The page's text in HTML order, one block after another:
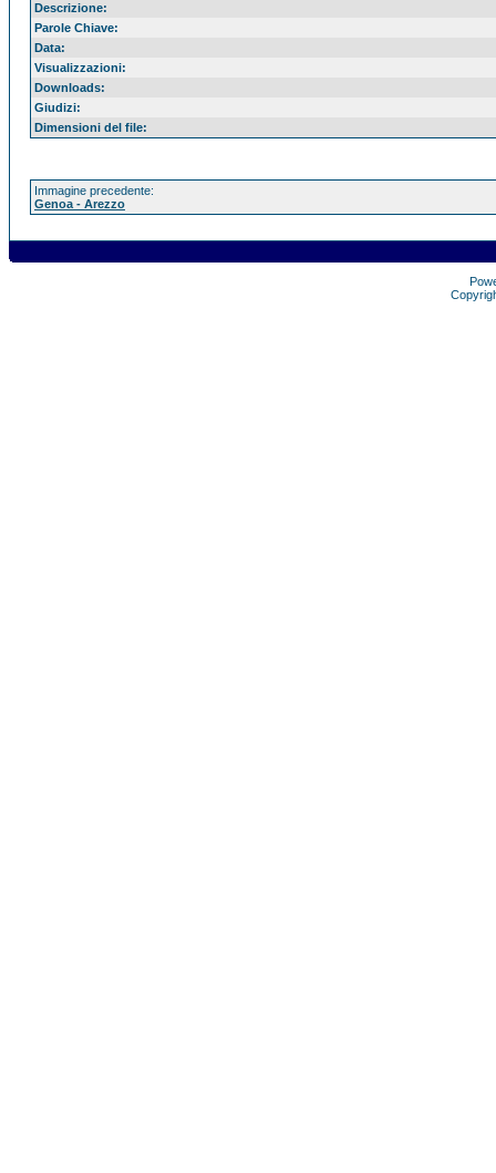
Descrizione:
Parole Chiave:
Data:
Visualizzazioni:
Downloads:
Giudizi:
Dimensioni del file:
Immagine precedente:
Genoa - Arezzo